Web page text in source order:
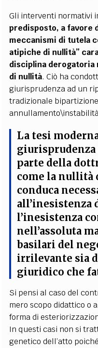
Gli interventi normativi
predisposto, a favore
meccanismi di tutela
atipiche di nullità”
disciplina derogatoria
di nullità. Ciò ha
giurisprudenza ad un
tradizionale
La tesi
parte della
come la nullità
conduca
all’inesistenza
l’inesistenza
nell’assoluta
basilari del
irrilevante sia
giuridico che
Si pensi al caso del
mero scopo didattico o
forma di
In questi casi non si
genetico dell’atto